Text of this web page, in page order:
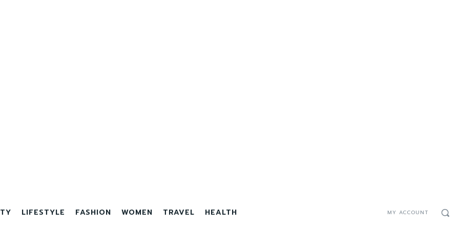
LIFESTYLE FASHION WOMEN TRAVEL HEALTH MY ACCOUNT